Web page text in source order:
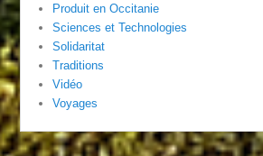
Produit en Occitanie
Sciences et Technologies
Solidaritat
Traditions
Vidéo
Voyages